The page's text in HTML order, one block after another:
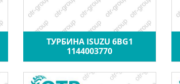
ТУРБИНА ISUZU 6BG1
1144003770